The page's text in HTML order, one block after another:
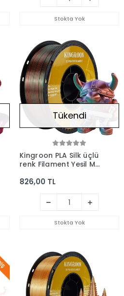
Stokta Yok
Tükendi
Kingroon PLA Silk üçlü
renk Filament Yeşil Mor
826,00 TL
Stokta Yok